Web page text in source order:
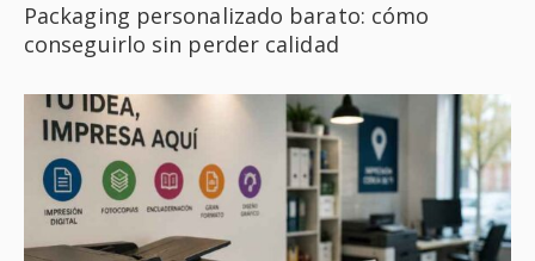
Packaging personalizado barato: cómo
conseguirlo sin perder calidad